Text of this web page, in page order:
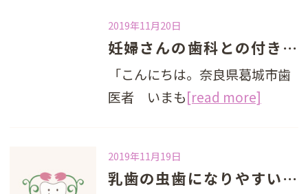
2019年11月20日
妊婦さんの歯科との付き合い
「こんにちは。奈良県葛城市歯
医者 いまも[read more]
2019年11月19日
乳歯の虫歯になりやすい歯って ？